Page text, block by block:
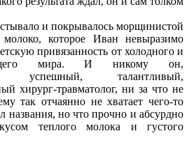
и покрывалось морщинистой
молоко, которое Иван невыразимо
привязанность от холодного и
мира. И никому он,
успешный, талантливый,
хирург-травматолог, ни за что не
так отчаянно не хватает чего-то
названия, но что прочно и абсурдно
теплого молока и густого